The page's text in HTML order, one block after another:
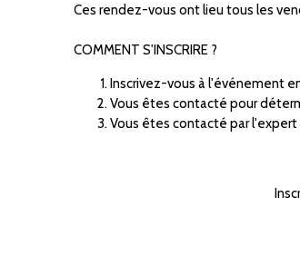
Ces rendez-vous ont lieu tous les
COMMENT S'INSCRIRE ?
Inscrivez-vous à l'événement
Vous êtes contacté pour
Vous êtes contacté par l'expert